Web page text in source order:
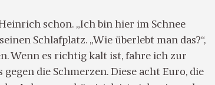
schon. „Ich bin hier im Schnee
Schlafplatz. „Wie überlebt man das?“,
Wenn es richtig kalt ist, fahre ich zur
die Schmerzen. Diese acht Euro, die